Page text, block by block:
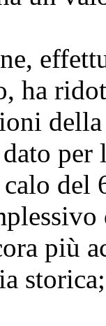
ha
per
del
più
storica;